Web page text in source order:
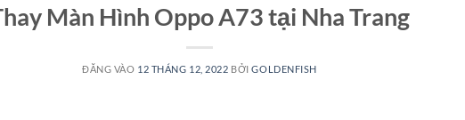
Màn Hình Oppo A73 tại Nha Trang
ĐĂNG VÀO 12 THÁNG 12, 2022 BỞIGOLDENFISH